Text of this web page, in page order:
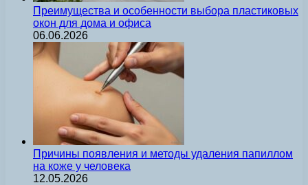
Преимущества и особенности выбора пластиковых
окон для дома и офиса
06.06.2026
Причины появления и методы удаления папиллом
на коже у человека
12.05.2026